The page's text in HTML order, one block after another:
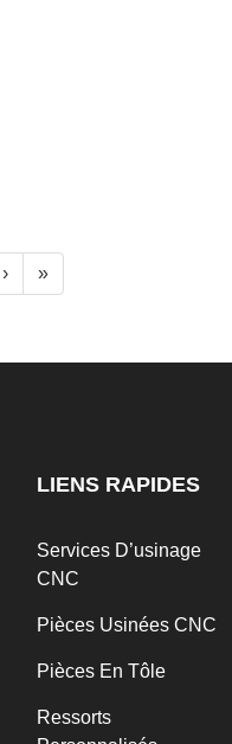
› »
LIENS RAPIDES
Services D’usinage
CNC
Pièces Usinées CNC
Pièces En Tôle
Ressorts